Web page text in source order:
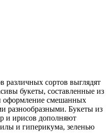
различных сортов выглядят
букеты, составленные из
оформление смешанных
разнообразными. Букеты из
и ирисов дополняют
и гиперикума, зеленью